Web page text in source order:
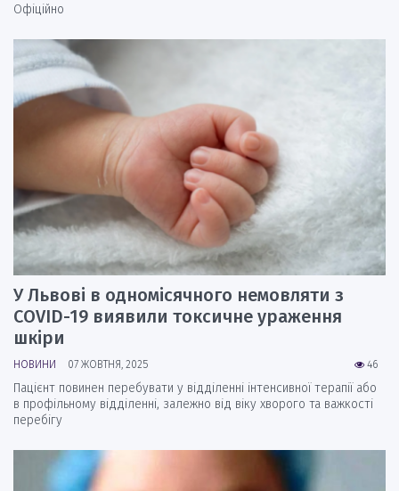
Офіційно
У Львові в одномісячного немовляти з
COVID-19 виявили токсичне ураження
шкіри
46
НОВИНИ 07 ЖОВТНЯ, 2025
Пацієнт повинен перебувати у відділенні інтенсивної терапії або
в профільному відділенні, залежно від віку хворого та важкості
перебігу